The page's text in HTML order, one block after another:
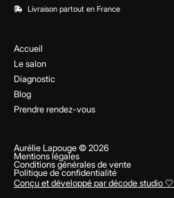
Accueil
Le salon
Diagnostic
Blog
Prendre rendez-vous
Livraison partout en France
Aurélie Lapouge © 2026
Mentions légales
Conditions générales de vente
Politique de confidentialité
Conçu et développé par décode studio 🤍